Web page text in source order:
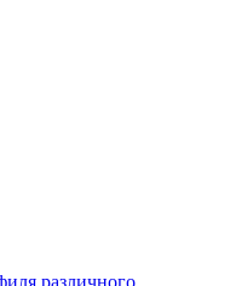
различного